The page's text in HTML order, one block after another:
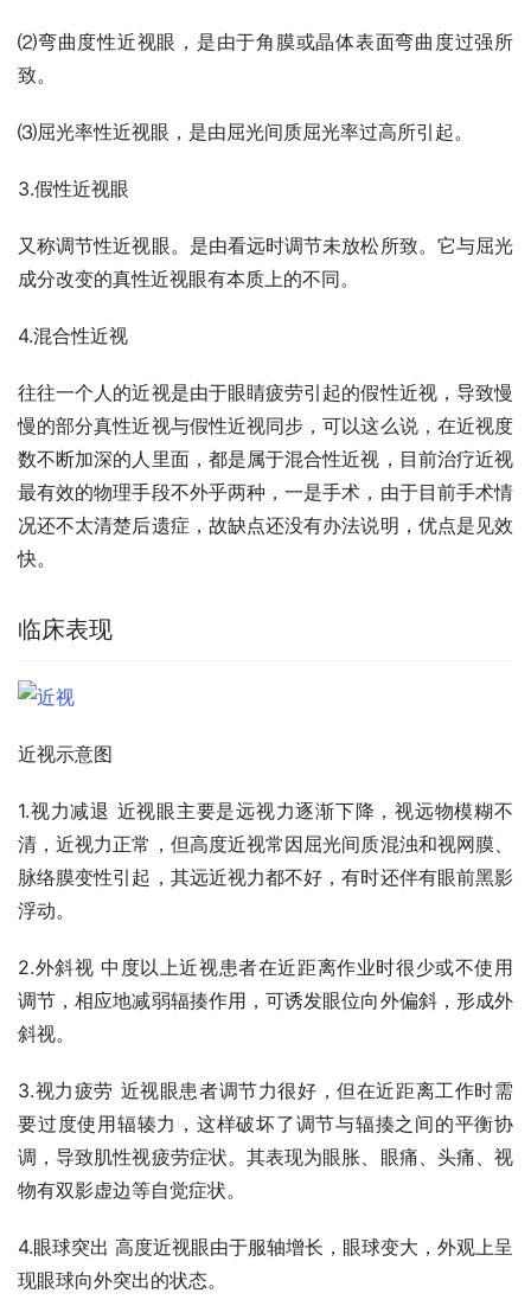
⑵弯曲度性近视眼，是由于角膜或晶体表面弯曲度过强所
致。
⑶屈光率性近视眼，是由屈光间质屈光率过高所引起。
3.假性近视眼
又称调节性近视眼。是由看远时调节未放松所致。它与屈光
成分改变的真性近视眼有本质上的不同。
4.混合性近视
往往一个人的近视是由于眼睛疲劳引起的假性近视，导致慢
慢的部分真性近视与假性近视同步，可以这么说，在近视度
数不断加深的人里面，都是属于混合性近视，目前治疗近视
最有效的物理手段不外乎两种，一是手术，由于目前手术情
况还不太清楚后遗症，故缺点还没有办法说明，优点是见效
快。
临床表现
近视示意图
1.视力减退 近视眼主要是远视力逐渐下降，视远物模糊不
清，近视力正常，但高度近视常因屈光间质混浊和视网膜、
脉络膜变性引起，其远近视力都不好，有时还伴有眼前黑影
浮动。
2.外斜视 中度以上近视患者在近距离作业时很少或不使用
调节，相应地减弱辐揍作用，可诱发眼位向外偏斜，形成外
斜视。
3.视力疲劳 近视眼患者调节力很好，但在近距离工作时需
要过度使用辐辏力，这样破坏了调节与辐揍之间的平衡协
调，导致肌性视疲劳症状。其表现为眼胀、眼痛、头痛、视
物有双影虚边等自觉症状。
4.眼球突出 高度近视眼由于服轴增长，眼球变大，外观上呈
现眼球向外突出的状态。